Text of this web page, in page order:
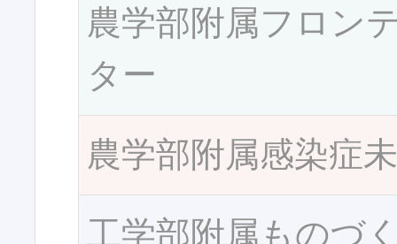
農学部附属フロン
ター
農学部附属感染症
工学部附属ものづ